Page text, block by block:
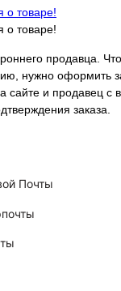
о товаре!
о товаре!
продавца.
нужно оформить
сайте и продавец с
заказа.
Почты